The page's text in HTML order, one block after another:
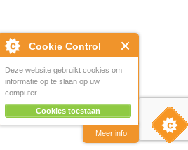
Cookie Control
Deze website gebruikt cookies om
informatie op te slaan op uw
computer.
Cookies toestaan
Meer info